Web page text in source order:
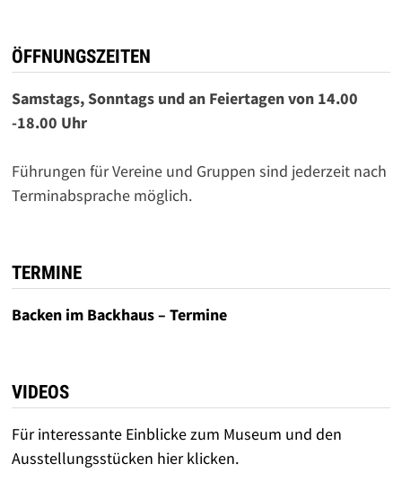
ÖFFNUNGSZEITEN
Samstags, Sonntags und an Feiertagen von 14.00
-18.00 Uhr
Führungen für Vereine und Gruppen sind jederzeit nach
Terminabsprache möglich.
TERMINE
Backen im Backhaus – Termine
VIDEOS
Für interessante Einblicke zum Museum und den
Ausstellungsstücken hier klicken.